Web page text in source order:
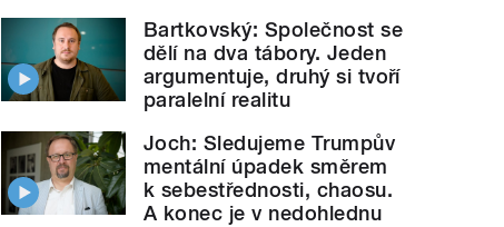
Bartkovský: Společnost se
dělí na dva tábory. Jeden
argumentuje, druhý si tvoří
paralelní realitu
Joch: Sledujeme Trumpův
mentální úpadek směrem
k sebestřednosti, chaosu.
A konec je v nedohlednu